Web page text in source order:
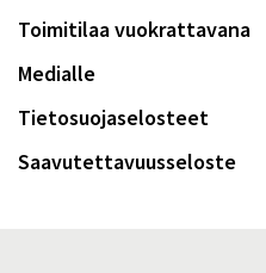
Toimitilaa vuokrattavana
Medialle
Tietosuojaselosteet
Saavutettavuusseloste